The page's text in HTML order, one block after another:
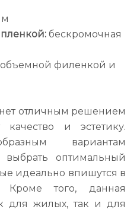
бескромочная
филенкой и
отличным решением
и эстетику.
вариантам
оптимальный
идеально впишутся в
Кроме того, данная
для жилых, так и для